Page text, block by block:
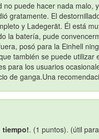
puede hacer nada malo,
gratamente. El
y Ladegerät. Él está
la batería, pude
posó para la Einhell
también se puede utilizar
para los usuarios
de ganga.Una
tiempo!. (1 puntos). (útil